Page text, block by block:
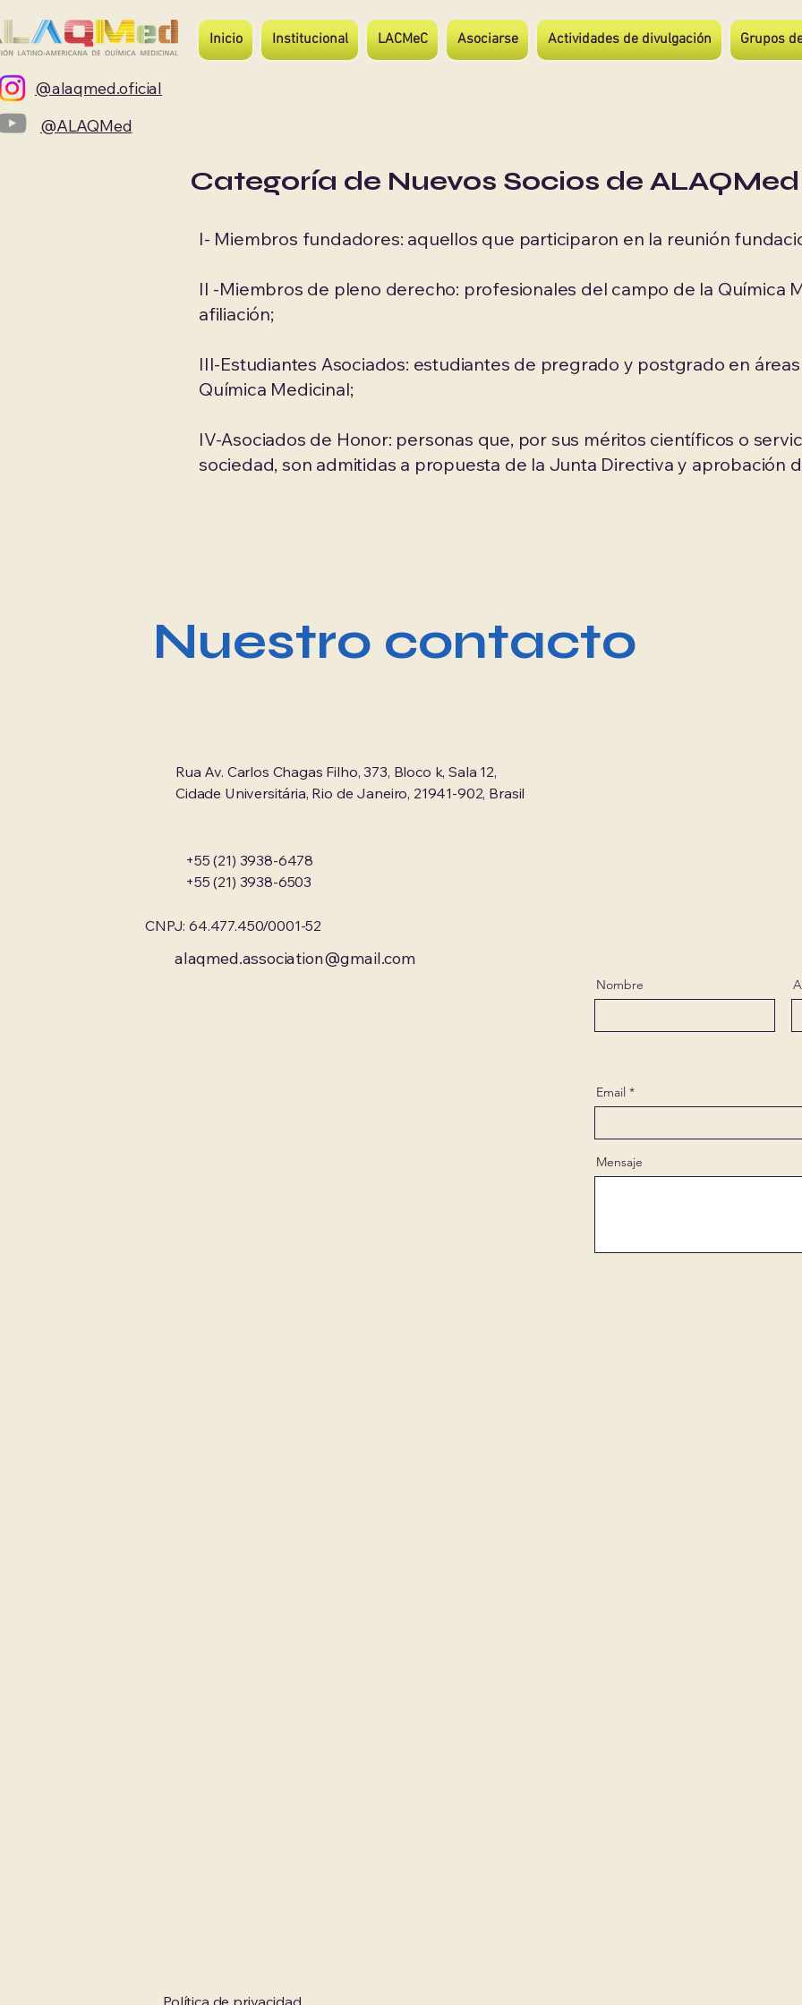
Inicio Institucional LACMeC Asociarse Actividades de divulgación Grupos
@alaqmed.oficial
@ALAQMed
Categoría de Nuevos Socios de ALAQMed
I- Miembros fundadores: aquellos que participaron en la reunión
II -Miembros de pleno derecho: profesionales del campo de la Química
afiliación;
​III-Estudiantes Asociados: estudiantes de pregrado y postgrado en
Química Medicinal;​
IV-Asociados de Honor: personas que, por sus méritos científicos o
sociedad, son admitidas a propuesta de la Junta Directiva y aprobación
Nuestro contacto
Rua Av. Carlos Chagas Filho, 373, Bloco k, Sala 12,
Cidade Universitária, Rio de Janeiro, 21941-902, Brasil
+55 (21) 3938-6478
+55 (21) 3938-6503
CNPJ: 64.477.450/0001-52
alaqmed.association@gmail.com
Nombre
Email
Mensaje
Política de privacidad